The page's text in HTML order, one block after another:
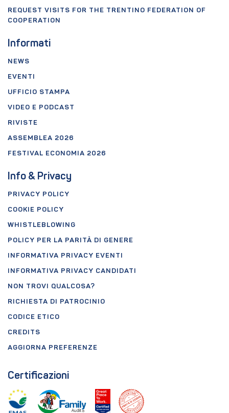
REQUEST VISITS FOR THE TRENTINO FEDERATION OF
COOPERATION
Informati
NEWS
EVENTI
UFFICIO STAMPA
VIDEO E PODCAST
RIVISTE
ASSEMBLEA 2026
FESTIVAL ECONOMIA 2026
Info & Privacy
PRIVACY POLICY
COOKIE POLICY
WHISTLEBLOWING
POLICY PER LA PARITÀ DI GENERE
INFORMATIVA PRIVACY EVENTI
INFORMATIVA PRIVACY CANDIDATI
NON TROVI QUALCOSA?
RICHIESTA DI PATROCINIO
CODICE ETICO
CREDITS
AGGIORNA PREFERENZE
Certificazioni